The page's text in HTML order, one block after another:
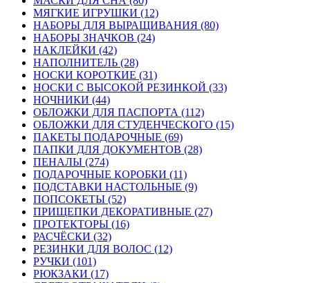
МЯГКИЕ ИГРУШКИ (12)
НАБОРЫ ДЛЯ ВЫРАЩИВАНИЯ (80)
НАБОРЫ ЗНАЧКОВ (24)
НАКЛЕЙКИ (42)
НАПОЛНИТЕЛЬ (28)
НОСКИ КОРОТКИЕ (31)
НОСКИ С ВЫСОКОЙ РЕЗИНКОЙ (33)
НОЧНИКИ (44)
ОБЛОЖКИ ДЛЯ ПАСПОРТА (112)
ОБЛОЖКИ ДЛЯ СТУДЕНЧЕСКОГО (15)
ПАКЕТЫ ПОДАРОЧНЫЕ (69)
ПАПКИ ДЛЯ ДОКУМЕНТОВ (28)
ПЕНАЛЫ (274)
ПОДАРОЧНЫЕ КОРОБКИ (11)
ПОДСТАВКИ НАСТОЛЬНЫЕ (9)
ПОПСОКЕТЫ (52)
ПРИЩЕПКИ ДЕКОРАТИВНЫЕ (27)
ПРОТЕКТОРЫ (16)
РАСЧЁСКИ (32)
РЕЗИНКИ ДЛЯ ВОЛОС (12)
РУЧКИ (101)
РЮКЗАКИ (17)